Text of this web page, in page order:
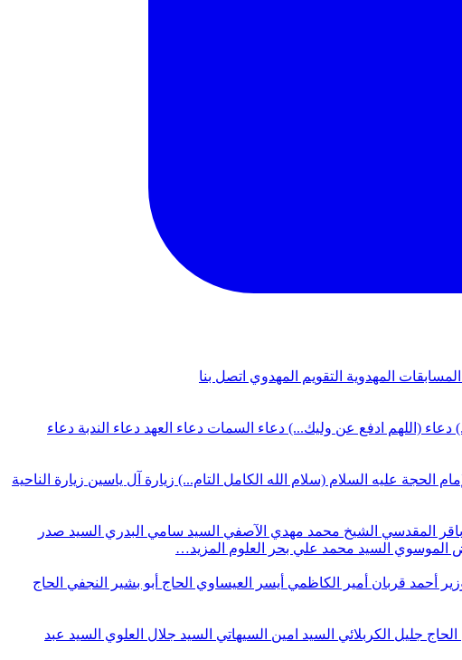
المسابقات المهدوية التقويم المهدوي اتصل بنا
دعاء (اللهم ادفع عن وليك...) دعاء السمات دعاء العهد دعاء الندبة دعاء
الحجة عليه السلام (سلام الله الكامل التام...) زيارة آل ياسين زيارة الناحية
المقدسي الشيخ محمد مهدي الآصفي السيد سامي البدري السيد صدر
الموسوي السيد محمد علي بحر العلوم المزيد…
أحمد قربان أمير الكاظمي أيسر العيساوي الحاج أبو بشير النجفي الحاج
الحاج جليل الكربلائي السيد امين السيهاتي السيد جلال العلوي السيد عبد